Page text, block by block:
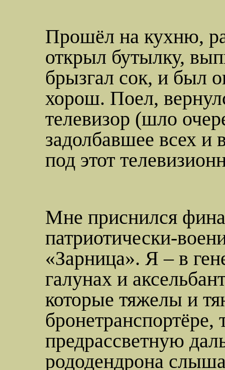
Прошёл на кухню,
открыл бутылку,
брызгал сок, и был
хорош. Поел,
телевизор (шло
задолбавшее всех и
под этот
Мне приснился
патриотически-
«Зарница». Я – в
галунах и
которые тяжелы и
бронетранспортёре,
предрассветную
рододендрона